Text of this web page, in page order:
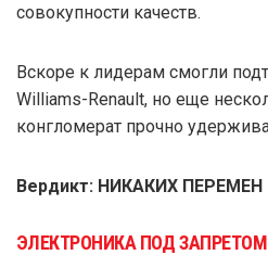
совокупности качеств.
Вскоре к лидерам смогли
Williams-Renault, но еще
конгломерат прочно
Вердикт: НИКАКИХ ПЕРЕМЕН
ЭЛЕКТРОНИКА ПОД ЗАПРЕТОМ